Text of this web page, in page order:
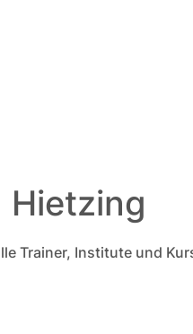
Hietzing
Trainer, Institute und